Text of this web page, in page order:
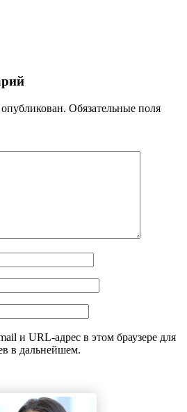
Обязательные поля
и URL-адрес в этом браузере для
в дальнейшем.